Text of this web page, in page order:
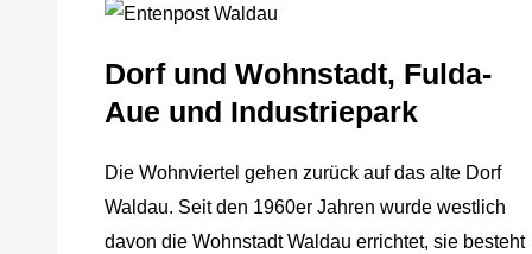
Dorf und Wohnstadt, Fulda‐
Aue und Industriepark
Die Wohnviertel gehen zurück auf das alte Dorf
Waldau. Seit den 1960er Jahren wurde westlich
davon die Wohnstadt Waldau errichtet, sie besteht